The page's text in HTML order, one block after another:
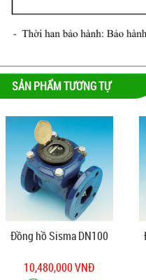
SẢN PHẨM TƯƠNG TỰ
Đồng hồ Sisma DN100
10,480,000 VNĐ